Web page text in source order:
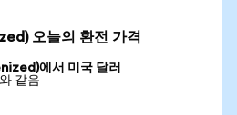
오늘의 환전 가격
에서 미국 달러
같음